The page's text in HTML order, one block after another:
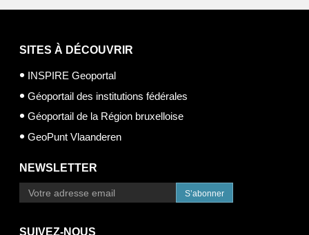
SITES À DÉCOUVRIR
INSPIRE Geoportal
Géoportail des institutions fédérales
Géoportail de la Région bruxelloise
GeoPunt Vlaanderen
NEWSLETTER
S’abonner
SUIVEZ-NOUS